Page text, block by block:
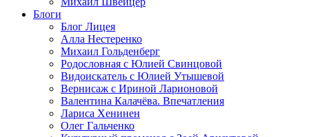
Блоги
Блог Лицея
Алла Нестеренко
Михаил Гольденберг
Родословная с Юлией Свинцовой
Видоискатель с Юлией Утышевой
Вернисаж с Ириной Ларионовой
Валентина Калачёва. Впечатления
Лариса Хенинен
Олег Гальченко